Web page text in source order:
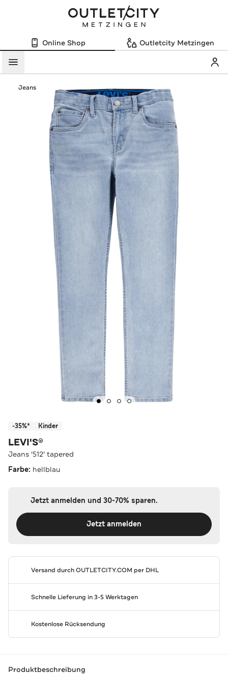
Online Shop Outletcity Metzingen
Menü
Jeans
-35%* Kinder
LEVI'S®
Jeans '512' tapered
Farbe: hellblau
Jetzt anmelden und 30-70% sparen.
Jetzt anmelden
Versand durchOUTLETCITY.COM per DHL
Schnelle Lieferung in 3-5 Werktagen
Kostenlose Rücksendung
Produktbeschreibung